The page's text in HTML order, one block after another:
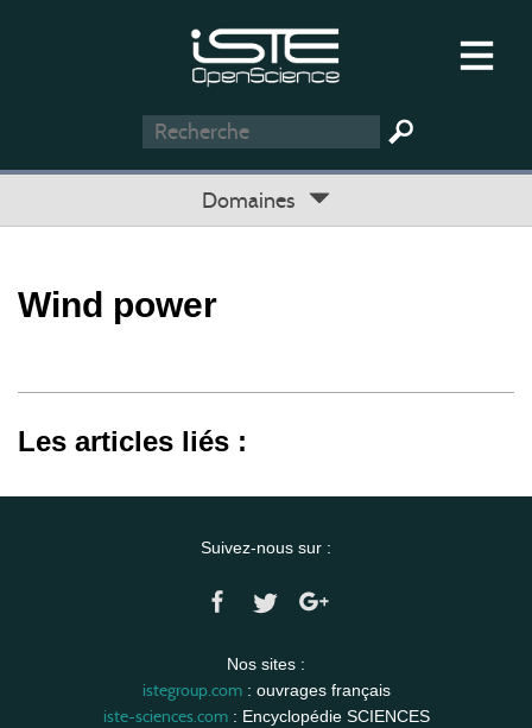
Domaines
Wind power
Les articles liés :
Suivez-nous sur :
Nos sites :
istegroup.com: ouvrages français
iste-sciences.com: Encyclopédie SCIENCES